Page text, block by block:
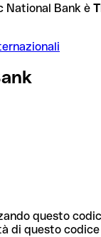
National Bank è
questo
di questo